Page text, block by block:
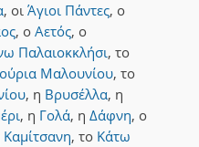
, οι Άγιοι Πάντες, ο
, ο Αετός, ο
Παλαιοκκλήσι, το
Μαλουνίου, το
, η Βρυσέλλα, η
, η Γολά, η Δάφνη, ο
Καμίτσανη, το Κάτω